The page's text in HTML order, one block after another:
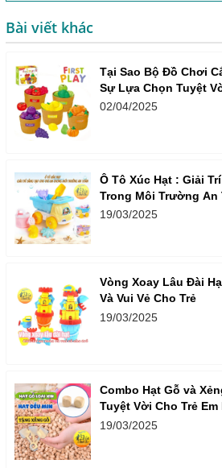
Bài viết khác
Tại Sao Bộ Đồ Chơi
Sự Lựa Chọn Tuyệt
02/04/2025
Ô Tô Xúc Hạt : Giải
Trong Môi Trường An
19/03/2025
Vòng Xoay Lâu Đài
Và Vui Vẻ Cho Trẻ
19/03/2025
Combo Hạt Gỗ và
Tuyệt Vời Cho Trẻ
19/03/2025